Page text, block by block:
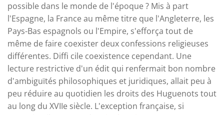
possible dans le monde de l'époque ? Mis à part
l'Espagne, la France au même titre que l'Angleterre, les
Pays-Bas espagnols ou l'Empire, s'efforça tout de
même de faire coexister deux confessions religieuses
différentes. Diffi cile coexistence cependant. Une
lecture restrictive d'un édit qui renfermait bon nombre
d'ambiguïtés philosophiques et juridiques, allait peu à
peu réduire au quotidien les droits des Huguenots tout
au long du XVIIe siècle. L'exception française, si